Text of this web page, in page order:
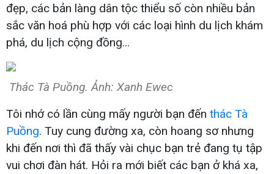
đẹp, các bản làng dân tộc thiểu số còn nhiều bản
sắc văn hoá phù hợp với các loại hình du lịch khám
phá, du lịch cộng đồng...
Thác Tà Puồng. Ảnh: Xanh Ewec
Tôi nhớ có lần cùng mấy người bạn đến thác Tà
Puồng. Tuy cung đường xa, còn hoang sơ nhưng
khi đến nơi thì đã thấy vài chục bạn trẻ đang tụ tập
vui chơi đàn hát. Hỏi ra mới biết các bạn ở khá xa,